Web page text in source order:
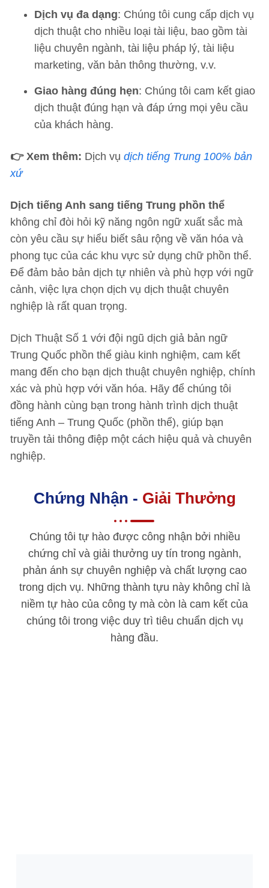
Dịch vụ đa dạng: Chúng tôi cung cấp dịch vụ
dịch thuật cho nhiều loại tài liệu, bao gồm tài
liệu chuyên ngành, tài liệu pháp lý, tài liệu
marketing, văn bản thông thường, v.v.
Giao hàng đúng hẹn: Chúng tôi cam kết giao
dịch thuật đúng hạn và đáp ứng mọi yêu cầu
của khách hàng.
👉 Xem thêm: Dịch vụ dịch tiếng Trung 100% bản
xứ
Dịch tiếng Anh sang tiếng Trung phồn thể
không chỉ đòi hỏi kỹ năng ngôn ngữ xuất sắc mà
còn yêu cầu sự hiểu biết sâu rộng về văn hóa và
phong tục của các khu vực sử dụng chữ phồn thể.
Để đảm bảo bản dịch tự nhiên và phù hợp với ngữ
cảnh, việc lựa chọn dịch vụ dịch thuật chuyên
nghiệp là rất quan trọng.
Dịch Thuật Số 1 với đội ngũ dịch giả bản ngữ
Trung Quốc phồn thể giàu kinh nghiệm, cam kết
mang đến cho bạn dịch thuật chuyên nghiệp, chính
xác và phù hợp với văn hóa. Hãy để chúng tôi
đồng hành cùng bạn trong hành trình dịch thuật
tiếng Anh – Trung Quốc (phồn thể), giúp bạn
truyền tải thông điệp một cách hiệu quả và chuyên
nghiệp.
Chứng Nhận - Giải Thưởng
Chúng tôi tự hào được công nhận bởi nhiều
chứng chỉ và giải thưởng uy tín trong ngành,
phản ánh sự chuyên nghiệp và chất lượng cao
trong dịch vụ. Những thành tựu này không chỉ là
niềm tự hào của công ty mà còn là cam kết của
chúng tôi trong việc duy trì tiêu chuẩn dịch vụ
hàng đầu.